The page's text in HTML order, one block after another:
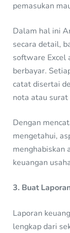
pemasukan
Dalam hal ini
secara detail,
software Excel
berbayar.
catat disertai
nota atau
Dengan
mengetahui,
menghabiskan
keuangan
3. Buat
Laporan
lengkap dari